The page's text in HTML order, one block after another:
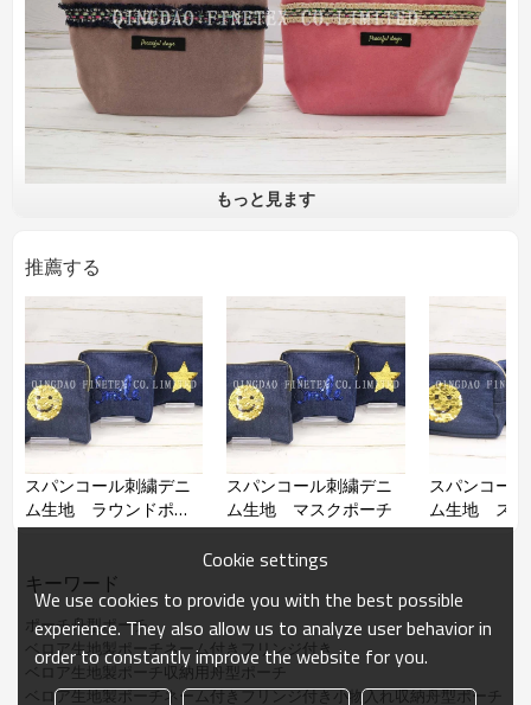
ベロアポーチスクエアポーチ
材質
サイズ
約H130×W200×D60m
加工
フリンジと織りネーム付き
サイズと仕様がお客さんの要求に
より作れます、
もっと見ます
推薦する
スパンコール刺繍デニ
ム生地 ラウンドポー
チ
スパンコール刺繍デニ
ム生地 マスクポーチ
スパンコー
ム生地 スク
チ
キーワード
ポーチ舟型ポーチ
ベロア生地製ポーチネーム付きフリンジ付き
ベロア生地製ポーチ収納用舟型ポーチ
ベロア生地製ポーチネーム付きフリンジ付き小物入れ収納舟型ポーチ
Cookie settings
We use cookies to provide you with the best possible
experience. They also allow us to analyze user behavior in
order to constantly improve the website for you.